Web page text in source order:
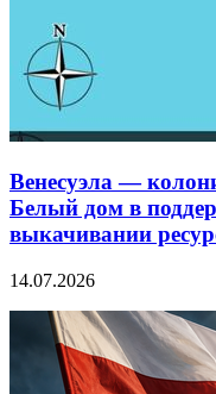
Венесуэла —
Белый дом в
выкачивании
14.07.2026